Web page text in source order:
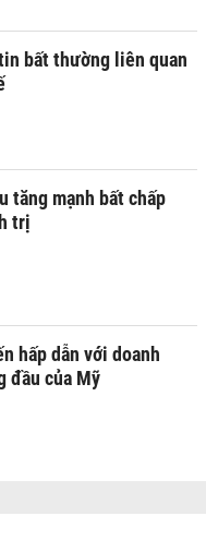
bất thường liên quan
tăng mạnh bất chấp
trị
hấp dẫn với doanh
đầu của Mỹ